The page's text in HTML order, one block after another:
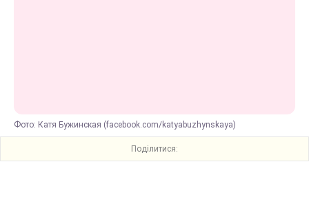
Фото: Катя Бужинская (facebook.com/katyabuzhynskaya)
Поділитися: